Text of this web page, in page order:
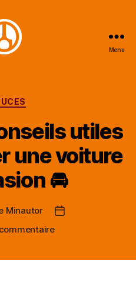
Menu
Catégories
utiles
une voiture
🚘
Minautor
Date
sur